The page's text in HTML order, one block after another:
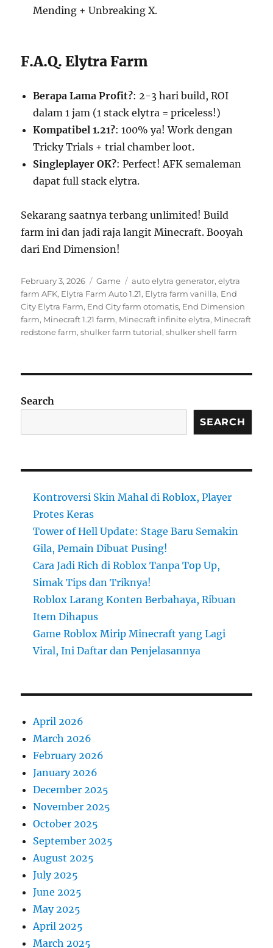
Mending + Unbreaking X.
F.A.Q. Elytra Farm
Berapa Lama Profit?: 2-3 hari build, ROI
dalam 1 jam (1 stack elytra = priceless!)
Kompatibel 1.21?: 100% ya! Work dengan
Tricky Trials + trial chamber loot.
Singleplayer OK?: Perfect! AFK semaleman
dapat full stack elytra.
Sekarang saatnya terbang unlimited! Build
farm ini dan jadi raja langit Minecraft. Booyah
dari End Dimension!
Posted
on
February 3, 2026 Categories
Game Tags
auto elytra generator,elytra
farm AFK, Elytra Farm Auto 1.21, Elytra farm vanilla, End
City Elytra Farm, End City farm otomatis, End Dimension
farm, Minecraft 1.21 farm, Minecraft infinite elytra, Minecraft
redstone farm,shulker farm tutorial,shulker shell farm
Search
SEARCH
Kontroversi Skin Mahal di Roblox, Player
Protes Keras
Tower of Hell Update: Stage Baru Semakin
Gila, Pemain Dibuat Pusing!
Cara Jadi Rich di Roblox Tanpa Top Up,
Simak Tips dan Triknya!
Roblox Larang Konten Berbahaya, Ribuan
Item Dihapus
Game Roblox Mirip Minecraft yang Lagi
Viral, Ini Daftar dan Penjelasannya
April 2026
March 2026
February 2026
January 2026
December 2025
November 2025
October 2025
September 2025
August 2025
July 2025
June 2025
May 2025
April 2025
March 2025